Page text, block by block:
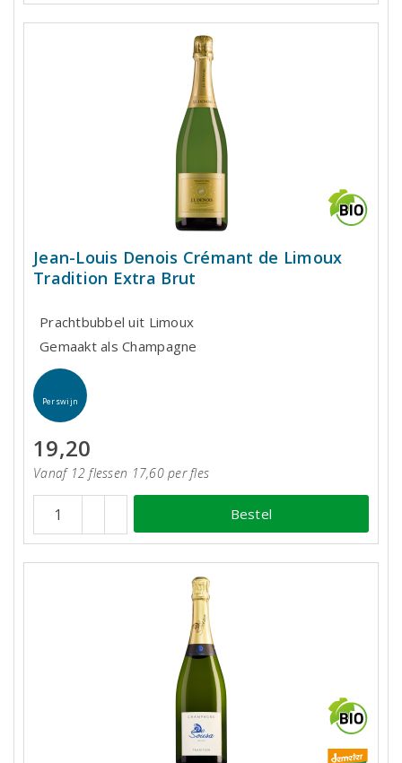
Jean-Louis Denois Crémant de Limoux
Tradition Extra Brut
Prachtbubbel uit Limoux
Gemaakt als Champagne
Perswijn
19,20
Vanaf 12 flessen 17,60 per fles
Bestel